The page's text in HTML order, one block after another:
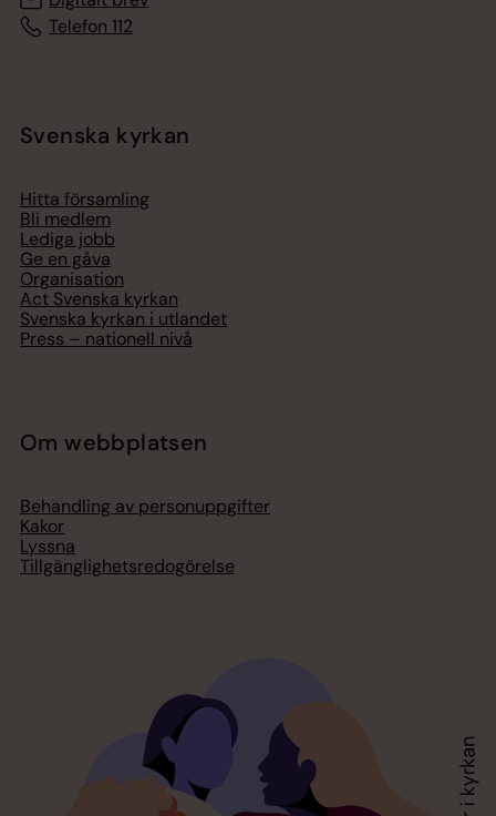
Telefon 112
Svenska kyrkan
Hitta församling
Bli medlem
Lediga jobb
Ge en gåva
Organisation
Act Svenska kyrkan
Svenska kyrkan i utlandet
Press – nationell nivå
Om webbplatsen
Behandling av personuppgifter
Kakor
Lyssna
Tillgänglighetsredogörelse